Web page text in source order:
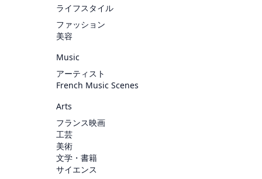
ライフスタイル
ファッション
美容
Music
アーティスト
French Music Scenes
Arts
フランス映画
工芸
美術
文学・書籍
サイエンス